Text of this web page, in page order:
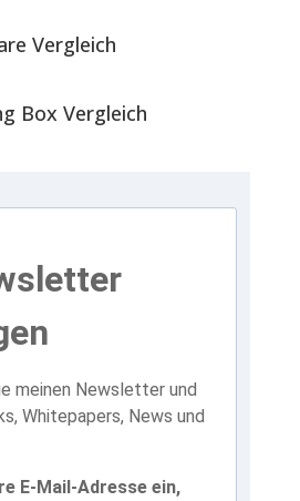
Vergleich
Box Vergleich
meinen Newsletter und
Whitepapers, News und
E-Mail-Adresse ein,